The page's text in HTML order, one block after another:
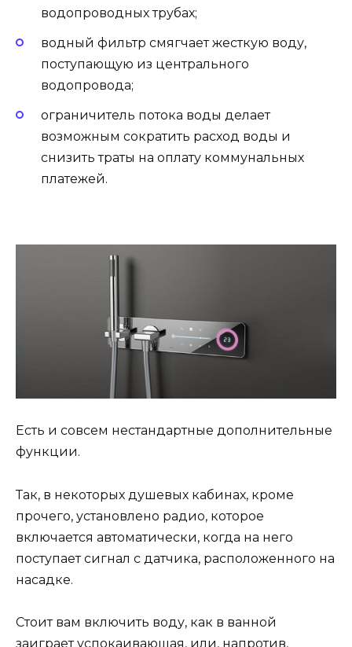
водопроводных трубах;
водный фильтр смягчает жесткую воду,
поступающую из центрального
водопровода;
ограничитель потока воды делает
возможным сократить расход воды и
снизить траты на оплату коммунальных
платежей.
Есть и совсем нестандартные дополнительные
функции.
Так, в некоторых душевых кабинах, кроме
прочего, установлено радио, которое
включается автоматически, когда на него
поступает сигнал с датчика, расположенного на
насадке.
Стоит вам включить воду, как в ванной
заиграет успокаивающая, или, напротив,